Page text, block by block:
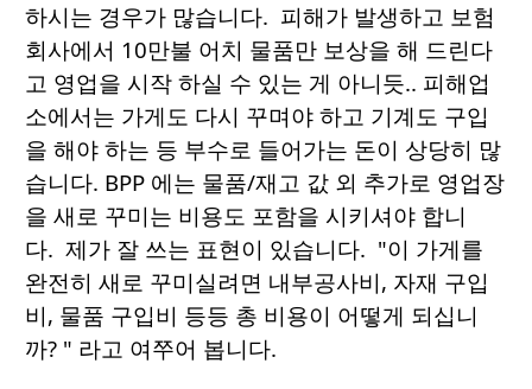
하시는 경우가 많습니다. 피해가 발생하고 보험
회사에서 10만불 어치 물품만 보상을 해 드린다
고 영업을 시작 하실 수 있는 게 아니듯.. 피해업
소에서는 가게도 다시 꾸며야 하고 기계도 구입
을 해야 하는 등 부수로 들어가는 돈이 상당히 많
습니다. BPP 에는 물품/재고 값 외 추가로 영업장
을 새로 꾸미는 비용도 포함을 시키셔야 합니
다. 제가 잘 쓰는 표현이 있습니다. "이 가게를
완전히 새로 꾸미실려면 내부공사비, 자재 구입
비, 물품 구입비 등등 총 비용이 어떻게 되십니
까? " 라고 여쭈어 봅니다.